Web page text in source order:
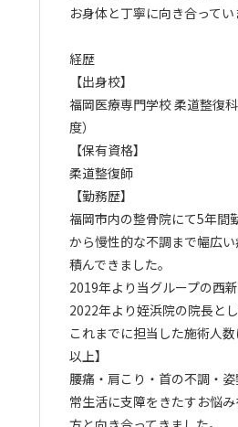
お身体と丁寧に向き合ってい
経歴
【出身校】
福岡医療専門学校 柔道整復
度）
【保有資格】
柔道整復師
【勤務歴】
福岡市内の整骨院にて5年間
から慢性的な不調まで幅広
積んできました。
2019年より当グループの西
2022年より姪浜院の院長と
これまでに担当した施術人
以上】
腰痛・肩こり・首の不調・
常生活に支障をきたすお悩